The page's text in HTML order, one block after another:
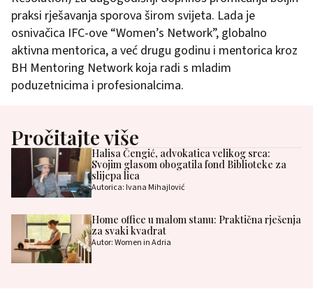
praksi rješavanja sporova širom svijeta. Lada je
osnivačica IFC-ove “Women’s Network”, globalno
aktivna mentorica, a već drugu godinu i mentorica kroz
BH Mentoring Network koja radi s mladim
poduzetnicima i profesionalcima.
Pročitajte više
Halisa Čengić, advokatica velikog srca:
Svojim glasom obogatila fond Biblioteke za
slijepa lica
Autorica: Ivana Mihajlović
Home office u malom stanu: Praktična rješenja
za svaki kvadrat
Autor: Women in Adria